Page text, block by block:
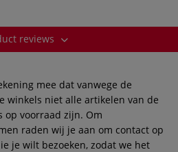
reviews
mee dat vanwege de
winkels niet alle artikelen van de
op voorraad zijn. Om
raden wij je aan om contact op
je wilt bezoeken, zodat we het